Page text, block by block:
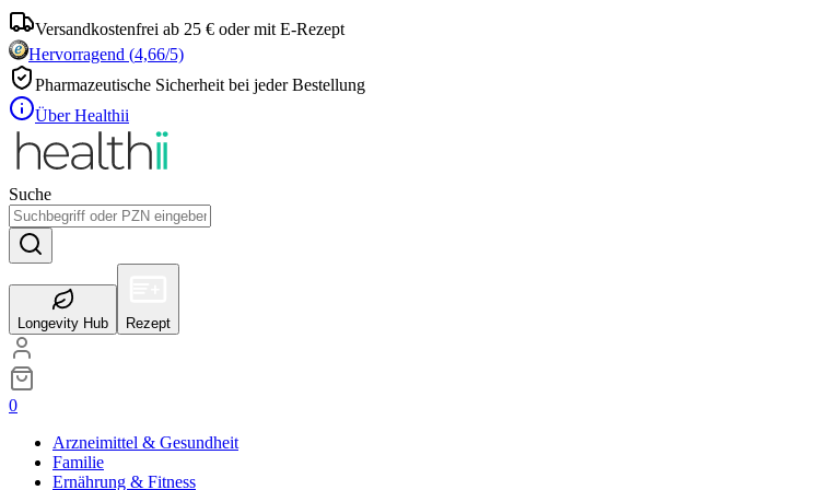
Versandkostenfrei ab 25 € oder mit E-Rezept
Hervorragend (4,66/5)
Pharmazeutische Sicherheit bei jeder Bestellung
Über Healthii
Suche
Longevity Hub Rezept
0
Arzneimittel & Gesundheit
Familie
Ernährung & Fitness